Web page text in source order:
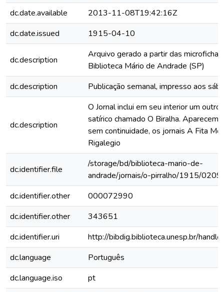
dc.date.available
2013-11-08T19:42:16Z
dc.date.issued
1915-04-10
dc.description
Arquivo gerado a partir das
Biblioteca Mário de Andrade (SP)
dc.description
Publicação semanal, impresso aos
dc.description
O Jornal inclui em seu interior um outro
satírico chamado O Biralha. Aparecem
sem continuidade, os jornais A Fita
Rigalegio
dc.identifier.file
/storage/bd/biblioteca-mario-de-
andrade/jornais/o-pirralho/1915/
dc.identifier.other
000072990
dc.identifier.other
343651
dc.identifier.uri
http://bibdig.biblioteca.unesp.br/
dc.language
Português
dc.language.iso
pt